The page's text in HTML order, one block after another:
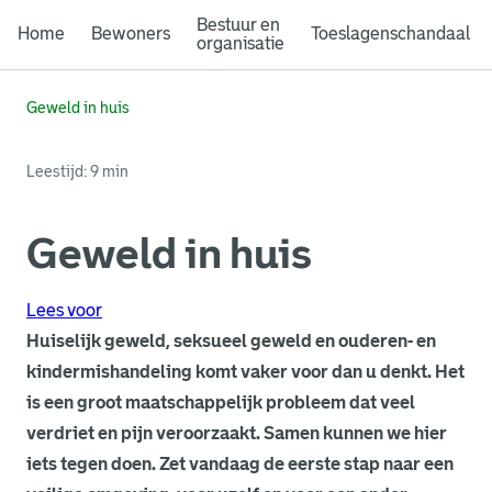
Home Bewoners
Bestuur en
organisatie
Toeslagenschandaal
Geweld in huis
Leestijd: 9 min
Geweld in huis
Lees voor
Huiselijk geweld, seksueel geweld en ouderen- en
kindermishandeling komt vaker voor dan u denkt. Het
is een groot maatschappelijk probleem dat veel
verdriet en pijn veroorzaakt. Samen kunnen we hier
iets tegen doen. Zet vandaag de eerste stap naar een